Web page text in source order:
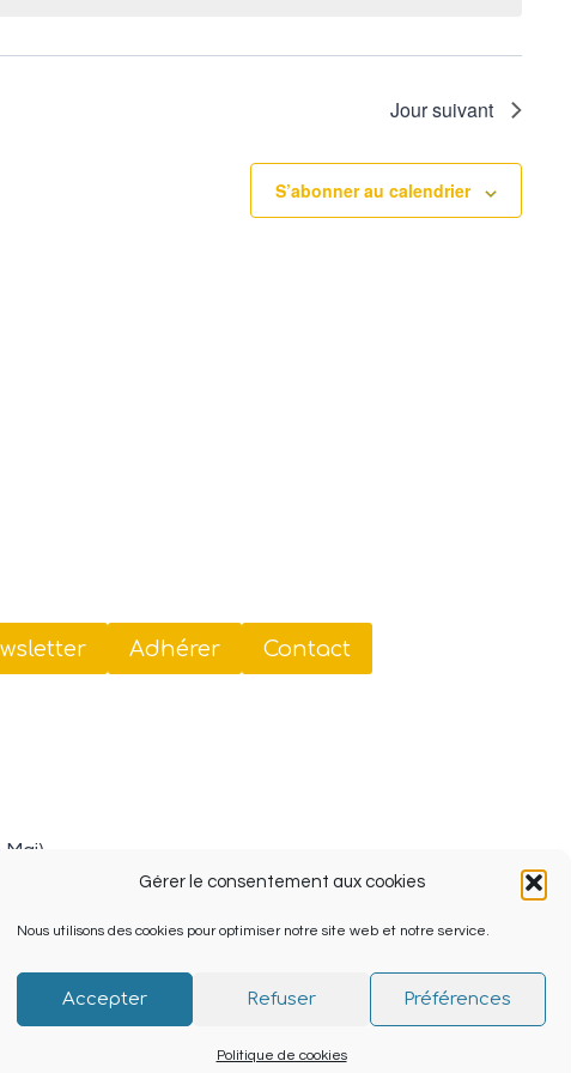
Gérer le consentement aux cookies
Nous utilisons des cookies pour optimiser notre site web et notre service.
Accepter Refuser Préférences
Politique de cookies
Jour suivant
S’abonner au calendrier
Adhérer Contact
Mai)